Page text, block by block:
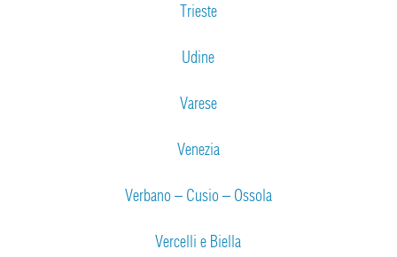
Trieste
Udine
Varese
Venezia
Verbano – Cusio – Ossola
Vercelli e Biella